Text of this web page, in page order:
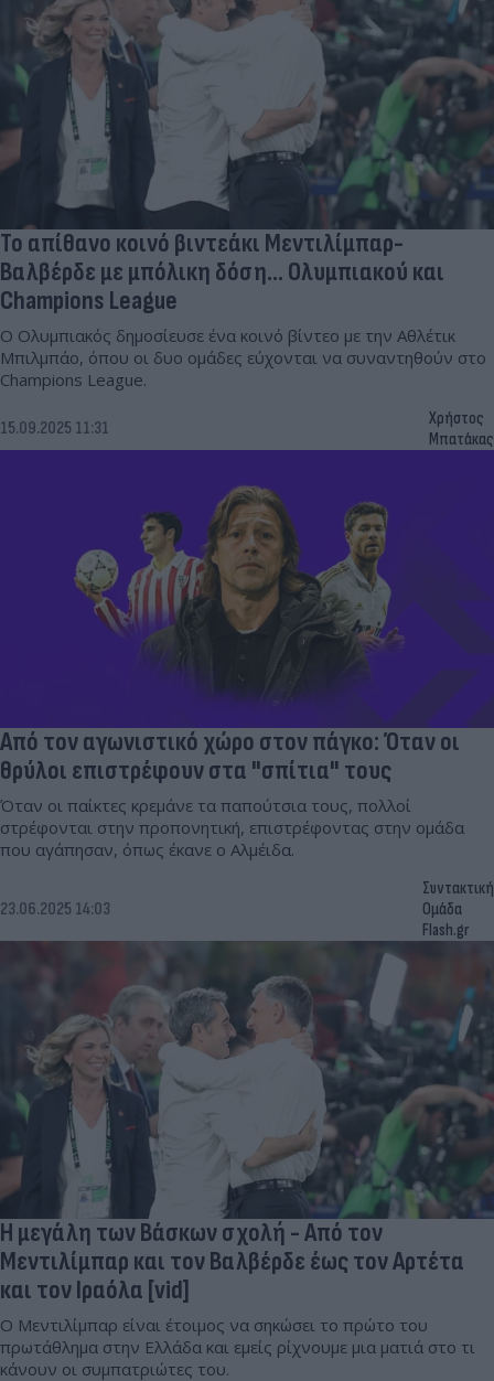
Το απίθανο κοινό βιντεάκι Μεντιλίμπαρ-
Βαλβέρδε με μπόλικη δόση... Ολυμπιακού και
Champions League
Ο Ολυμπιακός δημοσίευσε ένα κοινό βίντεο με την Αθλέτικ
Μπιλμπάο, όπου οι δυο ομάδες εύχονται να συναντηθούν στο
Champions League.
15.09.2025 11:31
Χρήστος
Μπατάκας
Από τον αγωνιστικό χώρο στον πάγκο: Όταν οι
θρύλοι επιστρέφουν στα "σπίτια" τους
Όταν οι παίκτες κρεμάνε τα παπούτσια τους, πολλοί
στρέφονται στην προπονητική, επιστρέφοντας στην ομάδα
που αγάπησαν, όπως έκανε ο Αλμέιδα.
23.06.2025 14:03
Συντακτική
Ομάδα
Flash.gr
H μεγάλη των Βάσκων σχολή - Από τον
Μεντιλίμπαρ και τον Βαλβέρδε έως τον Αρτέτα
και τον Ιραόλα [vid]
Ο Μεντιλίμπαρ είναι έτοιμος να σηκώσει το πρώτο του
πρωτάθλημα στην Ελλάδα και εμείς ρίχνουμε μια ματιά στο τι
κάνουν οι συμπατριώτες του.